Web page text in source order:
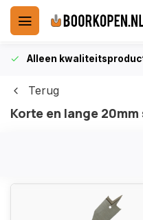
Alleen
Terug
Korte en lange